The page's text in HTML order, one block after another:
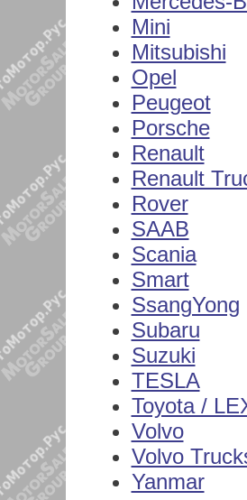
Mini
Mitsubishi
Opel
Peugeot
Porsche
Renault
Renault
Rover
SAAB
Scania
Smart
SsangYong
Subaru
Suzuki
TESLA
Toyota /
Volvo
Volvo
Yanmar